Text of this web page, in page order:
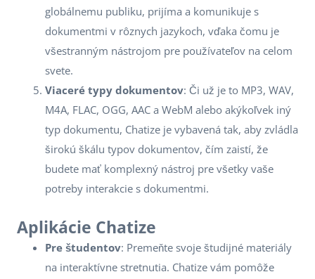
globálnemu publiku, prijíma a komunikuje s
dokumentmi v rôznych jazykoch, vďaka čomu je
všestranným nástrojom pre používateľov na celom
svete.
Viaceré typy dokumentov: Či už je to MP3, WAV,
M4A, FLAC, OGG, AAC a WebM alebo akýkoľvek iný
typ dokumentu, Chatize je vybavená tak, aby zvládla
širokú škálu typov dokumentov, čím zaistí, že
budete mať komplexný nástroj pre všetky vaše
potreby interakcie s dokumentmi.
Aplikácie Chatize
Pre študentov: Premeňte svoje študijné materiály
na interaktívne stretnutia. Chatize vám pomôže